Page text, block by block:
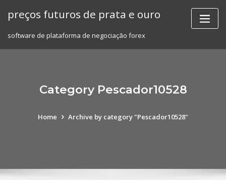
preços futuros de prata e ouro
software de plataforma de negociação forex
Category Pescador10528
Home Archive by category "Pescador10528"